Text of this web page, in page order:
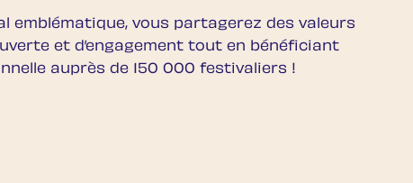
emblématique, vous partagerez des valeurs
et d’engagement tout en bénéficiant
auprès de 150 000 festivaliers !